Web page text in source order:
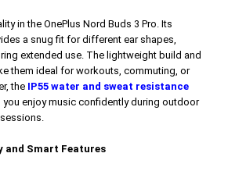
in the OnePlus Nord Buds 3 Pro. Its
a snug fit for different ear shapes,
extended use. The lightweight build and
them ideal for workouts, commuting, or
the IP55 water and sweat resistance
you enjoy music confidently during outdoor
and Smart Features